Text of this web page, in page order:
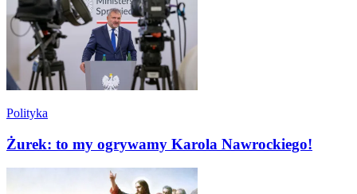
Polityka
Żurek: to my ogrywamy Karola Nawrockiego!